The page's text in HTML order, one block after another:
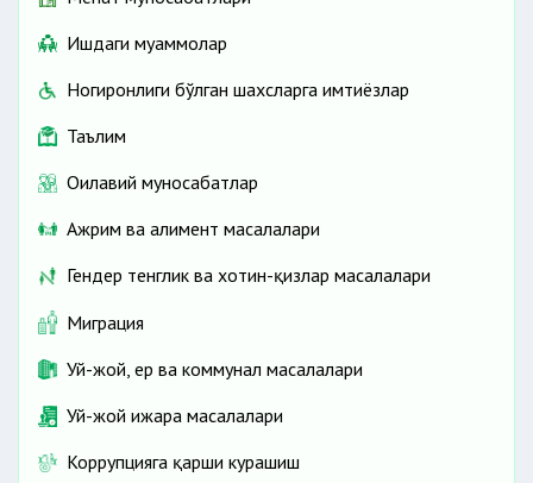
Ишдаги муаммолар
Ногиронлиги бўлган шахсларга имтиёзлар
Таълим
Оилавий муносабатлар
Ажрим ва алимент масалалари
Гендер тенглик ва хотин-қизлар масалалари
Миграция
Уй-жой, ер ва коммунал масалалари
Уй-жой ижара масалалари
Коррупцияга қарши курашиш